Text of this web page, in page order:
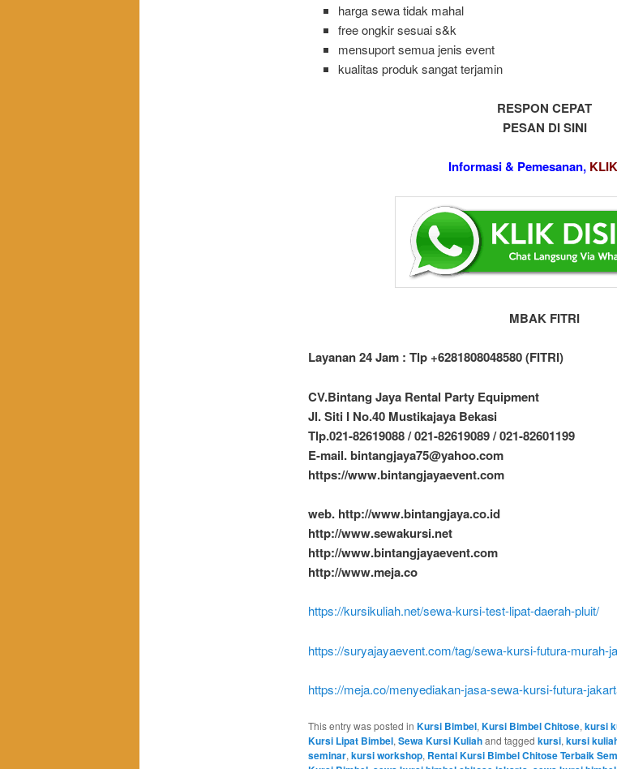
harga sewa tidak mahal
free ongkir sesuai s&k
mensuport semua jenis event
kualitas produk sangat terjamin
RESPON CEPAT
PESAN DI SINI
Informasi & Pemesanan, KLIK
MBAK FITRI
Layanan 24 Jam : Tlp +6281808048580 (FITRI)
CV.Bintang Jaya Rental Party Equipment
Jl. Siti I No.40 Mustikajaya Bekasi
Tlp.021-82619088 / 021-82619089 / 021-82601199
E-mail. bintangjaya75@yahoo.com
https://www.bintangjayaevent.com
web. http://www.bintangjaya.co.id
http://www.sewakursi.net
http://www.bintangjayaevent.com
http://www.meja.co
https://kursikuliah.net/sewa-kursi-test-lipat-daerah-pluit/
https://suryajayaevent.com/tag/sewa-kursi-futura-murah-
https://meja.co/menyediakan-jasa-sewa-kursi-futura-
This entry was posted in Kursi Bimbel,Kursi Bimbel Chitose,kursi
Kursi Lipat Bimbel,Sewa Kursi Kuliahand tagged kursi,kursi
seminar,kursi workshop, Rental Kursi Bimbel Chitose Terbaik